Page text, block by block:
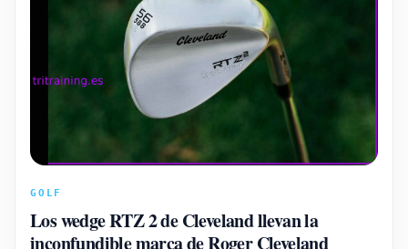
GOLF
Los wedge RTZ 2 de Cleveland llevan la
inconfundible marca de Roger Cleveland